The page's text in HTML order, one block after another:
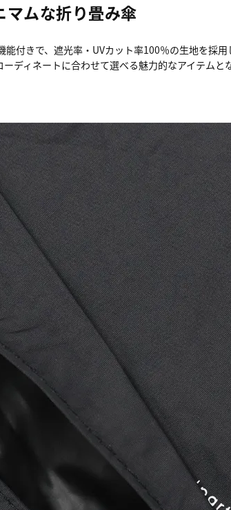
マムな折り畳み傘
付きで、遮光率・UVカット率100％の生地を採
ディネートに合わせて選べる魅力的なアイテムと